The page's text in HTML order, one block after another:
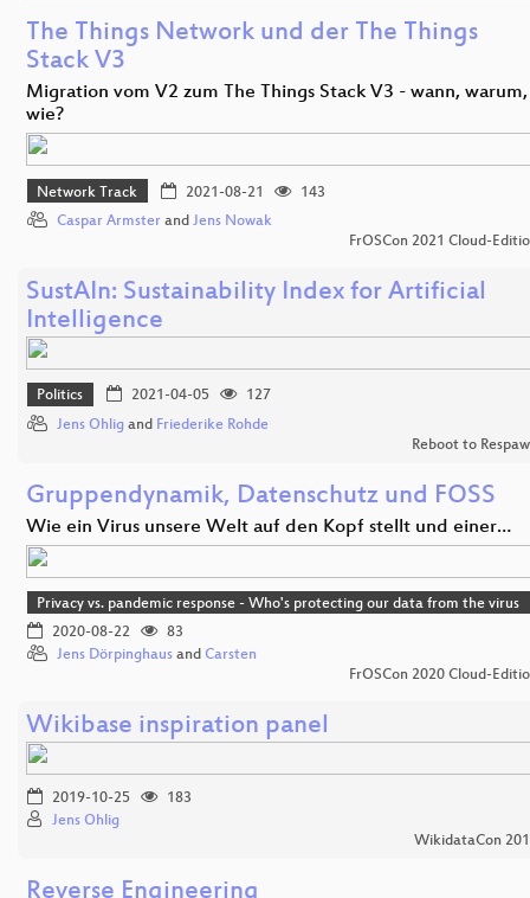
The Things Network und der The Things
Stack V3
Migration vom V2 zum The Things Stack V3 - wann, warum,
wie?
Network Track 2021-08-21
143
Caspar Armster and Jens Nowak
FrOSCon 2021 Cloud-
SustAIn: Sustainability Index for Artificial
Intelligence
Politics 2021-04-05
127
Jens Ohlig and Friederike Rohde
Reboot to
Gruppendynamik, Datenschutz und FOSS
Wie ein Virus unsere Welt auf den Kopf stellt und einer…
Privacy vs. pandemic response - Who's protecting our data from the virus
2020-08-22
83
Jens Dörpinghaus and Carsten
FrOSCon 2020 Cloud-
Wikibase inspiration panel
2019-10-25
183
Jens Ohlig
WikidataCon